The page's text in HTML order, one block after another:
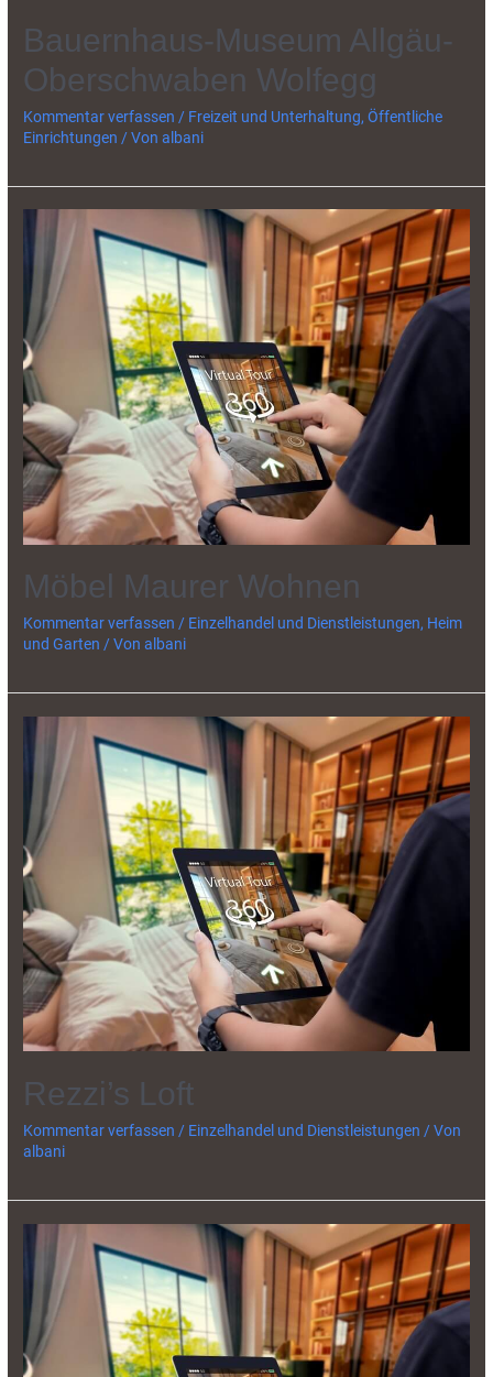
Bauernhaus-Museum Allgäu-
Oberschwaben Wolfegg
Kommentar verfassen / Freizeit und Unterhaltung,Öffentliche
Einrichtungen / Vonalbani
Möbel Maurer Wohnen
Kommentar verfassen / Einzelhandel und Dienstleistungen, Heim
und Garten / Vonalbani
Rezzi’s Loft
Kommentar verfassen / Einzelhandel und Dienstleistungen / Von
albani